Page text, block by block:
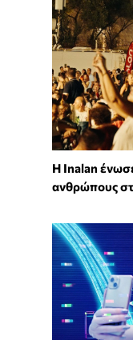
Η Inalan
ανθρώπους